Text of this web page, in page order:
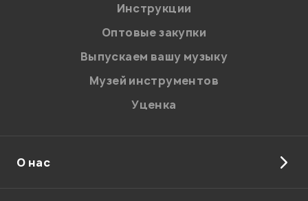
на обработку персональных данных в
Политикой в отношении обработки
персональных данных.
Введите проверочное число:
Отправить
Инструкции
Оптовые закупки
Выпускаем вашу музыку
Музей инструментов
Уценка
О нас